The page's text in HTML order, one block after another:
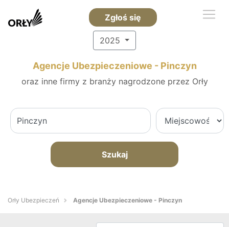
Zgłoś się
2025
Agencje Ubezpieczeniowe - Pinczyn
oraz inne firmy z branży nagrodzone przez Orły
Szukaj
Orły Ubezpieczeń Agencje Ubezpieczeniowe - Pinczyn